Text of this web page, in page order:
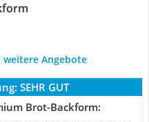
weitere Angebote
SEHR GUT
Brot-Backform: